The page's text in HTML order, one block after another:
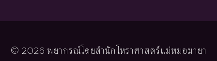
© 2026 พยากรณ์โดยสำนักโหราศาสตร์แม่หมอมายา